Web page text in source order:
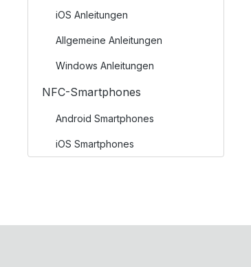
iOS Anleitungen
Allgemeine Anleitungen
Windows Anleitungen
NFC-Smartphones
Android Smartphones
iOS Smartphones